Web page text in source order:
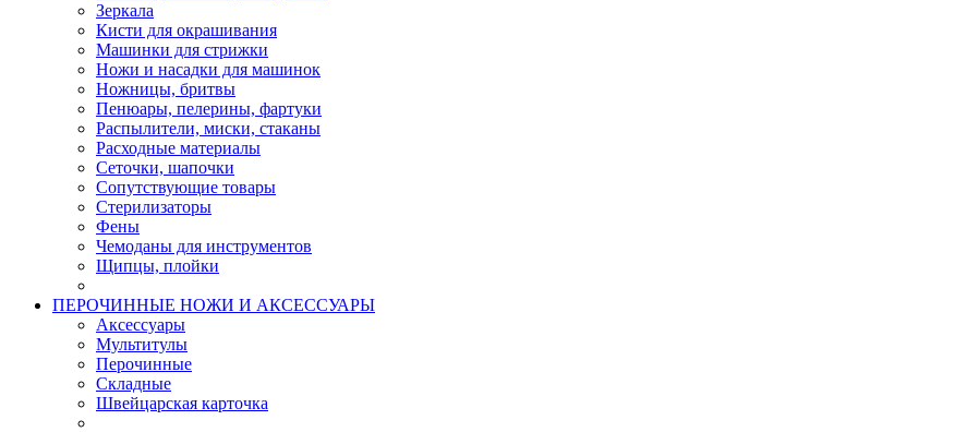
Зеркала
Кисти для окрашивания
Машинки для стрижки
Ножи и насадки для машинок
Ножницы, бритвы
Пенюары, пелерины, фартуки
Распылители, миски, стаканы
Расходные материалы
Сеточки, шапочки
Сопутствующие товары
Стерилизаторы
Фены
Чемоданы для инструментов
Щипцы, плойки
ПЕРОЧИННЫЕ НОЖИ И АКСЕССУАРЫ
Аксессуары
Мультитулы
Перочинные
Складные
Швейцарская карточка